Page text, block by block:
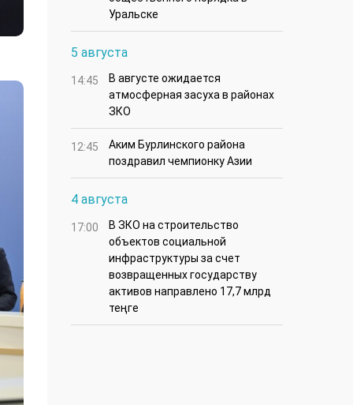
Уральске
5 августа
14:45
В августе ожидается
атмосферная засуха в районах
ЗКО
12:45
Аким Бурлинского района
поздравил чемпионку Азии
4 августа
17:00
В ЗКО на строительство
объектов социальной
инфраструктуры за счет
возвращенных государству
активов направлено 17,7 млрд
теңге